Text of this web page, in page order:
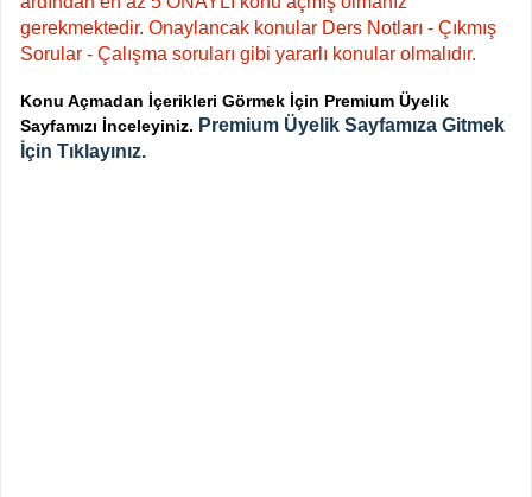
gerekmektedir. Onaylancak konular Ders Notları - Çıkmış
Sorular - Çalışma soruları gibi yararlı konular olmalıdır.
Konu Açmadan İçerikleri Görmek İçin Premium Üyelik
Sayfamızı İnceleyiniz. Premium Üyelik Sayfamıza Gitmek
İçin Tıklayınız.